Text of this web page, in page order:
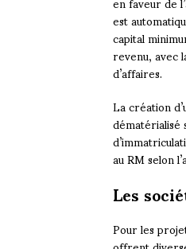
est
capital
revenu, avec
d’affaires.
La création
au RM selon
Les
Pour les